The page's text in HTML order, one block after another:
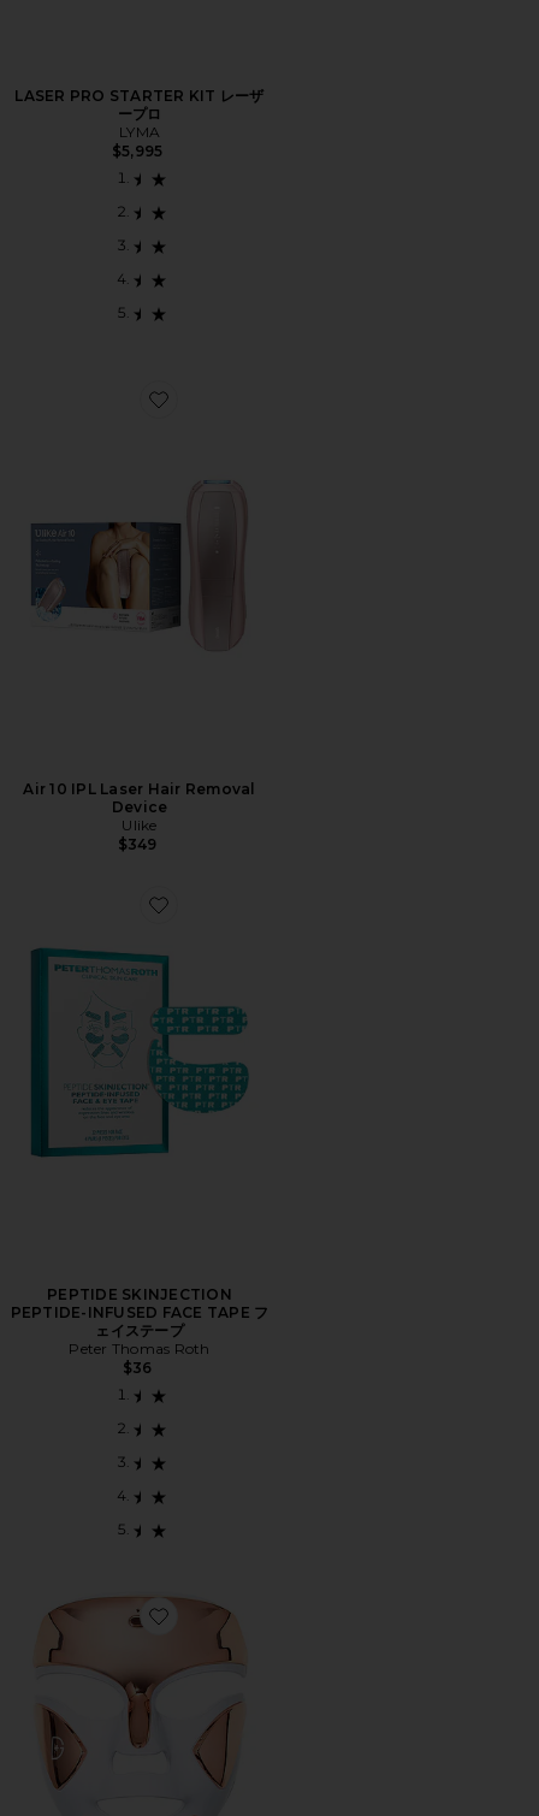
LASER PRO STARTER KIT レーザ
ープロ
LYMA
$5,995
Favorite Air 10 IPL Laser Hair Removal Device
Air 10 IPL Laser Hair Removal
Device
Ulike
$349
Favorite PEPTIDE SKINJECTION PEPTIDE-INFUSED
PEPTIDE SKINJECTION
PEPTIDE-INFUSED FACE TAPE フ
ェイステープ
Peter Thomas Roth
$36
Favorite DRX SPECTRALITE FACEWARE PRO DRXス